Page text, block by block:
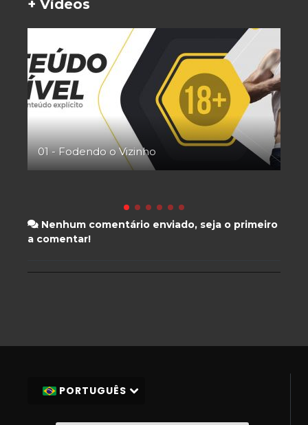
+ Videos
01 - Fodendo o Vizinho
Nenhum comentário enviado, seja o primeiro
a comentar!
PORTUGUÊS